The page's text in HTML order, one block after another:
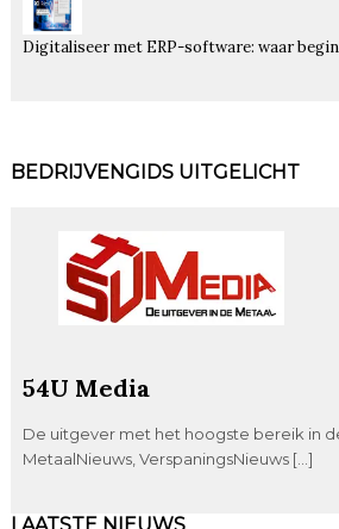
Digitaliseer met ERP-software: waar begin
BEDRIJVENGIDS UITGELICHT
54U Media
De uitgever met het hoogste bereik in
MetaalNieuws, VerspaningsNieuws […]